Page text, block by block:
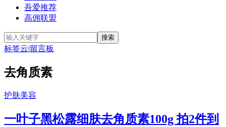
吾爱推荐
高佣联盟
标签云|留言板
去角质素
护肤美容
一叶子黑松露细肤去角质素100g 拍2件到